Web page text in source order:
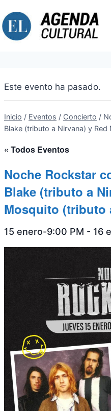
al
contenido
Este evento ha pasado.
Inicio / Eventos / Concierto /
Blake (tributo a Nirvana) y
« Todos Eventos
Noche Rockstar
Blake (tributo a
Mosquito (tributo
15 enero-9:00 PM - 16